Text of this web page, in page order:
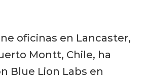
oficinas en Lancaster,
Montt, Chile, ha
Blue Lion Labs en